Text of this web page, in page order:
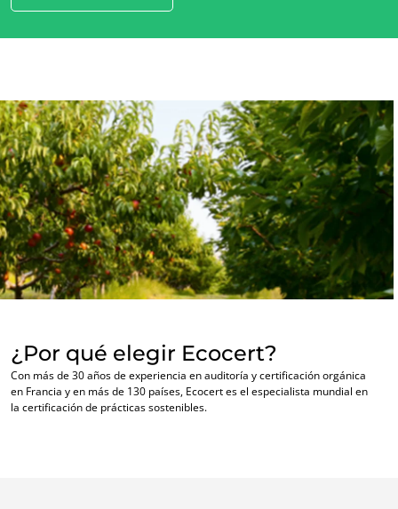
NUESTRA EXPERIENCIA
Agricultura ecológica
Comercio justo
Agricultura sostenible
Calidad y seguridad alimentaria
Responsabilidad social corporativa
¿Por qué elegir Ecocert?
Con más de 30 años de experiencia en auditoría y certificación orgánica
en Francia y en más de 130 países, Ecocert es el especialista mundial en
la certificación de prácticas sostenibles.